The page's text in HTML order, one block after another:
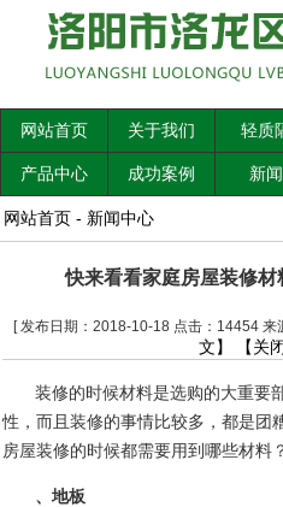
网站首页 关于我们 轻质
产品中心 成功案例 新
网站首页 - 新闻中心
快来看看家庭房屋装修
[ 发布日期：2018-10-18 点击：14454 来
文】
【关
装修的时候材料是选购的大重要
性，而且装修的事情比较多，都是团
房屋装修的时候都需要用到哪些材料
、地板